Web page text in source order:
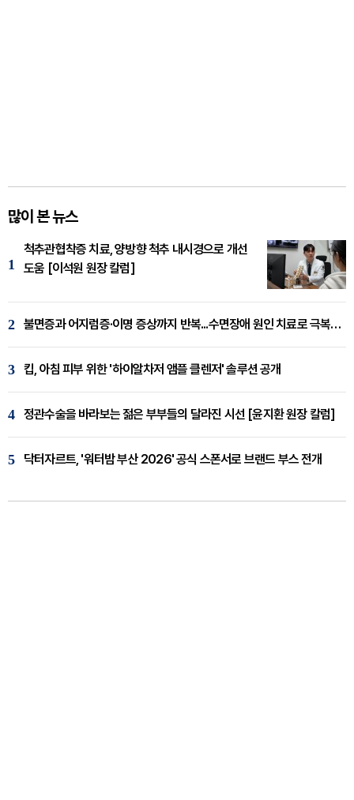
많이 본 뉴스
1
척추관협착증 치료, 양방향 척추 내시경으로 개선
도움 [이석원 원장 칼럼]
2 불면증과 어지럼증·이명 증상까지 반복...수면장애 원인 치료로 극복해야
3 킵, 아침 피부 위한 '하이알차저 앰플 클렌저' 솔루션 공개
4 정관수술을 바라보는 젊은 부부들의 달라진 시선 [윤지환 원장 칼럼]
5 닥터자르트, '워터밤 부산 2026' 공식 스폰서로 브랜드 부스 전개